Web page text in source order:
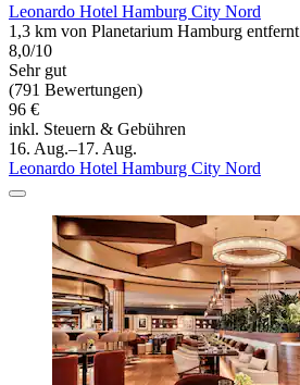
Leonardo Hotel Hamburg City Nord
1,3 km von Planetarium Hamburg entfernt
8,0/10
Sehr gut
(791 Bewertungen)
96 €
inkl. Steuern & Gebühren
16. Aug.–17. Aug.
Leonardo Hotel Hamburg City Nord